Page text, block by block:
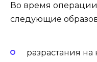
Во время
следующие
разрастания на